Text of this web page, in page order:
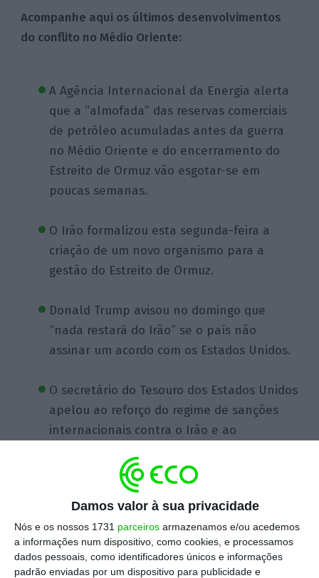
Damos valor à sua privacidade
Nós e os nossos 1731 parceiros armazenamos e/ou acedemos
a informações num dispositivo, como cookies, e processamos
dados pessoais, como identificadores únicos e informações
padrão enviadas por um dispositivo para publicidade e
Acompanhe aqui os últimos desenvolvimentos
do conflito no Médio Oriente:
A Agência Internacional da Energia alerta
que a “almofada” das reservas comerciais
de petróleo acumuladas antes da guerra
no Médio Oriente e do encerramento do
Estreito de Ormuz vão esgotar-se em
poucas semanas.
O Irão formalizou esta segunda-feira a
criação de um novo organismo para a
gestão do Estreito de Ormuz.
Donald Trump avisou no domingo que
“nada restará do Irão” se o país não
assinar um acordo com os Estados Unidos.
O secretário do Tesouro dos Estados Unidos
apelou ao reforço do regime de sanções
internacionais contra o Irão e ao
financiamento ilícito que sustenta a
máquina militar iraniana.
Os preços do petróleo atingiram máximos
de duas semanas na madrugada desta
segunda-feira, depois de ataques com